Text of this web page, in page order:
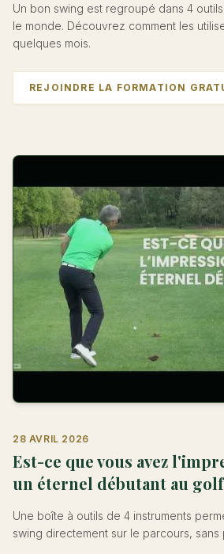
Un bon swing est regroupé dans 4
le monde. Découvrez comment les
quelques mois.
REJOINDRE LA FORMATION
28 AVRIL 2026
Est-ce que vous avez
un éternel débutant au
Une boîte à outils de 4 instruments
swing directement sur le parcours, sans